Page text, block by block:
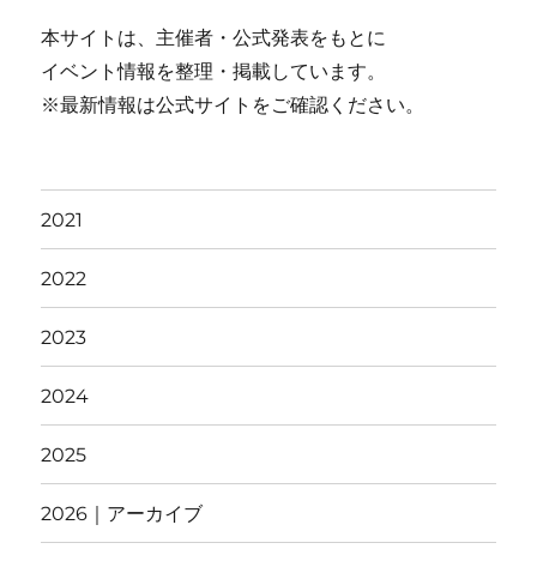
本サイトは、主催者・公式発表をもとに
イベント情報を整理・掲載しています。
※最新情報は公式サイトをご確認ください。
2021
2022
2023
2024
2025
2026｜アーカイブ